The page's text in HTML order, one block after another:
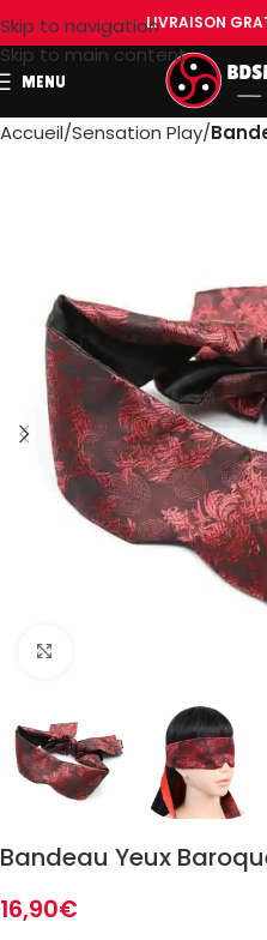
Skip to navigation
Skip to main content
LIVRAISON
MENU
Accueil Sensation Play
Bandeau Yeux
16,90€